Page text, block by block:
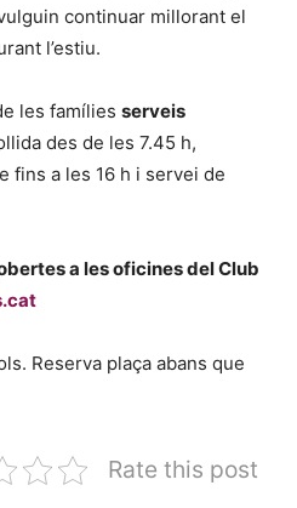
continuar millorant el
l’estiu.
les famílies serveis
des de les 7.45 h,
fins a les 16 h i servei de
a les oficines del Club
Reserva plaça abans que
Rate this post